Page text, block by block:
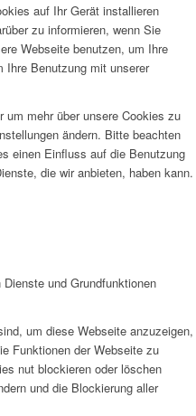
auf Ihr Gerät installieren
zu informieren, wenn Sie
Webseite benutzen, um Ihre
Ihre Benutzung mit unserer
mehr über unsere Cookies zu
ändern. Bitte beachten
einen Einfluss auf die Benutzung
die wir anbieten, haben kann.
und Grundfunktionen
um diese Webseite anzuzeigen,
Funktionen der Webseite zu
nut blockieren oder löschen
und die Blockierung aller